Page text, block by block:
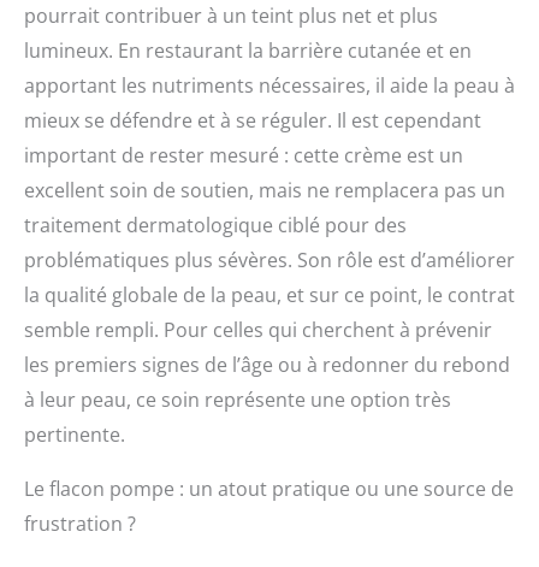
pourrait contribuer à un teint plus net et plus
lumineux. En restaurant la barrière cutanée et en
apportant les nutriments nécessaires, il aide la peau à
mieux se défendre et à se réguler. Il est cependant
important de rester mesuré : cette crème est un
excellent soin de soutien, mais ne remplacera pas un
traitement dermatologique ciblé pour des
problématiques plus sévères. Son rôle est d’améliorer
la qualité globale de la peau, et sur ce point, le contrat
semble rempli. Pour celles qui cherchent à prévenir
les premiers signes de l’âge ou à redonner du rebond
à leur peau, ce soin représente une option très
pertinente.
Le flacon pompe : un atout pratique ou une source de
frustration ?